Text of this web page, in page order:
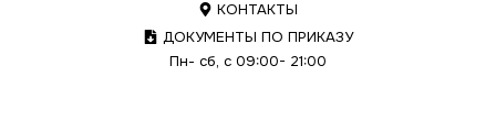
КОНТАКТЫ
ДОКУМЕНТЫ ПО ПРИКАЗУ
Пн- сб, с 09:00- 21:00